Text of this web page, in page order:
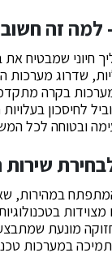
למה זה
חיוני שמבטיח
שדרוג מערכות
בקרה
לחיסכון
ובטוחה לכל
במהירות,
מצוידות
מונעת
במערכות